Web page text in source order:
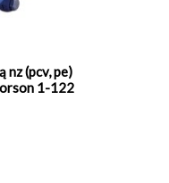
nz (pcv, pe)
1-122